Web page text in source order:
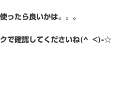
ったら良いかは。。。
クで確認してくださいね(^_<)-☆